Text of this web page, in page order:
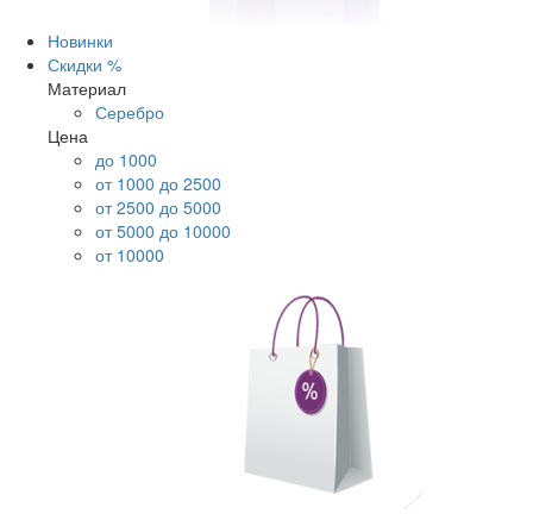
Новинки
Скидки %
Материал
Серебро
Цена
до 1000
от 1000 до 2500
от 2500 до 5000
от 5000 до 10000
от 10000